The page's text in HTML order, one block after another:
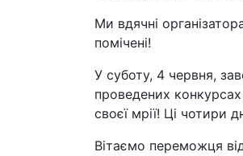
Ми вдячні
помічені!
У суботу, 4 червня,
проведених
своєї мрії! Ці чотири
Вітаємо переможця